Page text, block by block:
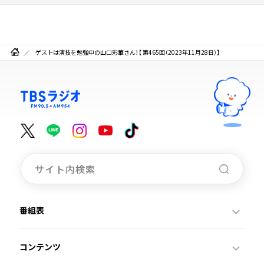
ゲストは演技を勉強中の山口彩華さん！【 第465回（2023年11月28日）】
番組表
コンテンツ